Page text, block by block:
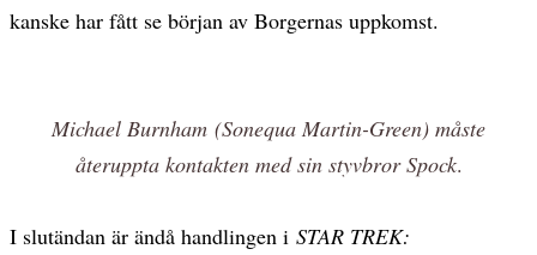
kanske har fått se början av Borgernas uppkomst.
Michael Burnham (Sonequa Martin-Green) måste
återuppta kontakten med sin styvbror Spock.
I slutändan är ändå handlingen i STAR TREK: